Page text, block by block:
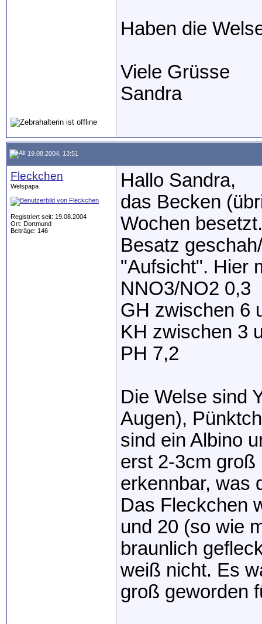
Haben die
Viele Grüsse
Sandra
19.08.2004, 13:51
Fleckchen
Welspapa
Registriert seit: 19.08.2004
Ort: Dortmund
Beiträge: 146
Hallo Sandra,
das Becken
Wochen
Besatz
"Aufsicht". Hier
NNO3/NO2 0,3
GH zwischen 6
KH zwischen 3
PH 7,2
Die Welse sind
Augen),
sind ein Albino
erst 2-3cm
erkennbar, was
Das Fleckchen
und 20 (so wie
braunlich
weiß nicht. Es
groß geworden